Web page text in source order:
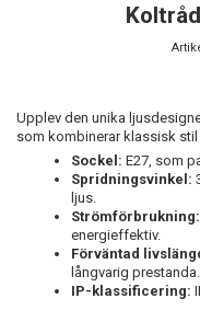
Upplev den unika
som kombinerar klassisk
Sockel: E27, som
Spridningsvinkel:
ljus.
Strömförbrukning:
energieffektiv.
Förväntad
långvarig prestanda.
IP-klassificering: